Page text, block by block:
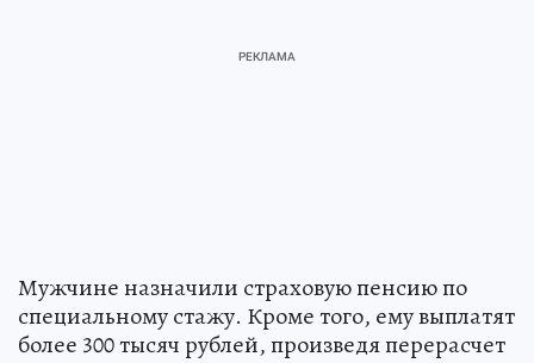
Мужчине назначили страховую пенсию по
специальному стажу. Кроме того, ему выплатят
более 300 тысяч рублей, произведя перерасчет